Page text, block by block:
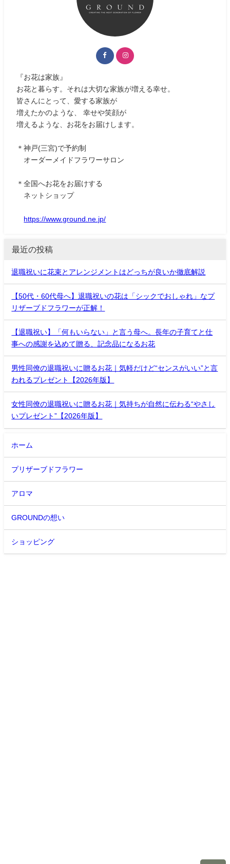
『お花は家族』
お花と暮らす。それは大切な家族が増える幸せ。
皆さんにとって、愛する家族が
増えたかのような、 幸せや笑顔が
増えるような、お花をお届けします。
＊神戸(三宮)で予約制
オーダーメイドフラワーサロン
＊全国へお花をお届けする
ネットショップ
https://www.ground.ne.jp/
最近の投稿
退職祝いに花束とアレンジメントはどっちが良いか徹底解説
【50代・60代母へ】退職祝いの花は「シックでおしゃれ」なプ
リザーブドフラワーが正解！
【退職祝い】「何もいらない」と言う母へ。長年の子育てと仕
事への感謝を込めて贈る、記念品になるお花
男性同僚の退職祝いに贈るお花｜気軽だけど“センスがいい”と言
われるプレゼント【2026年版】
女性同僚の退職祝いに贈るお花｜気持ちが自然に伝わる“やさし
いプレゼント”【2026年版】
ホーム
プリザーブドフラワー
アロマ
GROUNDの想い
ショッピング